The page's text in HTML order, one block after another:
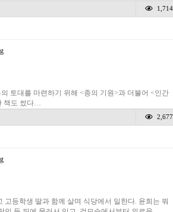
1,714
토대를 마련하기 위해 <종의 기원>과 더불어 <인간
책도 썼다…
2,677
등학생 딸과 함께 살며 식당에서 일한다. 윤희는 뭐